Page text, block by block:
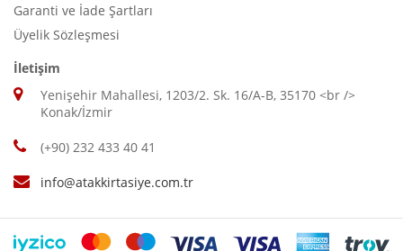
Garanti ve İade Şartları
Üyelik Sözleşmesi
İletişim
Yenişehir Mahallesi, 1203/2. Sk. 16/A-B, 35170 <br />
Konak/İzmir
(+90) 232 433 40 41
info@atakkirtasiye.com.tr